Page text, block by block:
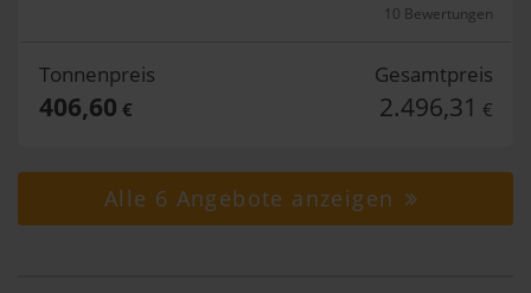
10 Bewertungen
Tonnenpreis
406,60 €
Gesamtpreis
2.496,31 €
Alle 6 Angebote anzeigen